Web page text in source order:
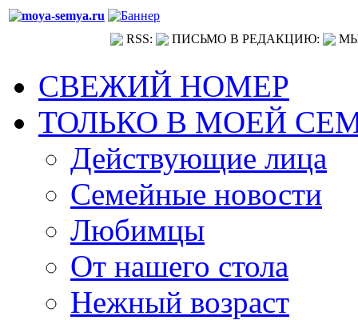
RSS: ПИСЬМО В РЕДАКЦИЮ:
СВЕЖИЙ НОМЕР
ТОЛЬКО В МОЕЙ
Действующие лица
Семейные новости
Любимцы
От нашего стола
Нежный возраст